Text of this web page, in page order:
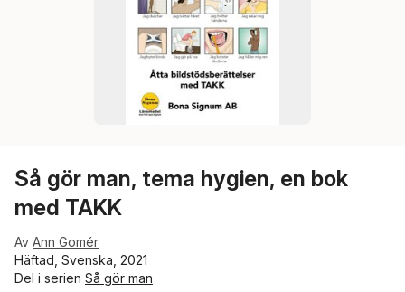
Så gör man, tema hygien, en bok
med TAKK
Av Ann Gomér
Häftad, Svenska, 2021
Del i serien Så gör man